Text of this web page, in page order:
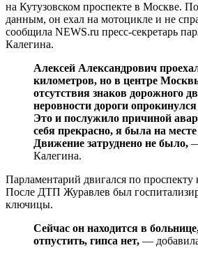
на Кутузовском проспекте в Москве.
данным, он ехал на мотоцикле и не
сообщила NEWS.ru пресс-секретарь
Калегина.
Алексей Александрович
километров, но в центре
отсутствия знаков дорожного
неровности дороги
Это и послужило причиной
себя прекрасно, я была на
Движение затруднено не было,
Калегина.
Парламентарий двигался по
После ДТП Журавлев был
ключицы.
Сейчас он находится в
отпустить, гипса нет, —